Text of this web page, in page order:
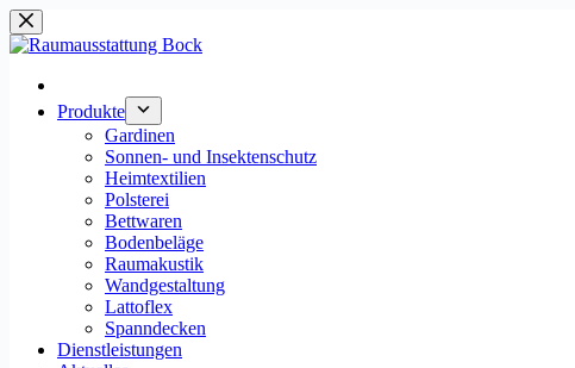
Zum
Inhalt
Produkte
Gardinen
Sonnen- und Insektenschutz
Heimtextilien
Polsterei
Bettwaren
Bodenbeläge
Raumakustik
Wandgestaltung
Lattoflex
Spanndecken
Dienstleistungen